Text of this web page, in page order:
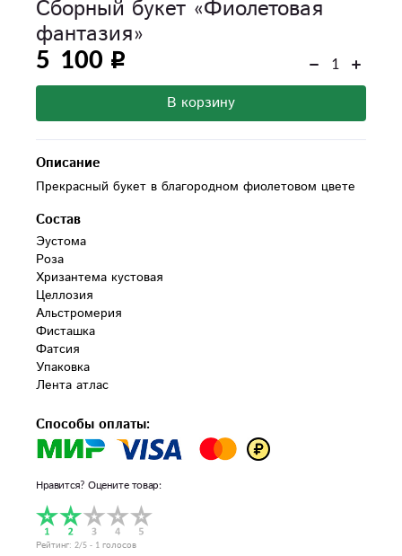
Сборный букет «Фиолетовая
фантазия»
5 100
В корзину
Описание
Прекрасный букет в благородном фиолетовом цвете
Состав
Эустома
Роза
Хризантема кустовая
Целлозия
Альстромерия
Фисташка
Фатсия
Упаковка
Лента атлас
Способы оплаты:
Нравится? Оцените товар:
Рейтинг: 2/5 - 1 голосов